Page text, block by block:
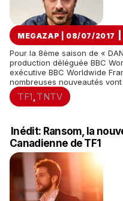
MEGAZAP | 08/07/2017
Pour la 8ème saison de «
production déléguée BBC
exécutive BBC Worldwide
nombreuses nouveautés
TF1 TNTV
Inédit: Ransom, la
Canadienne de TF1